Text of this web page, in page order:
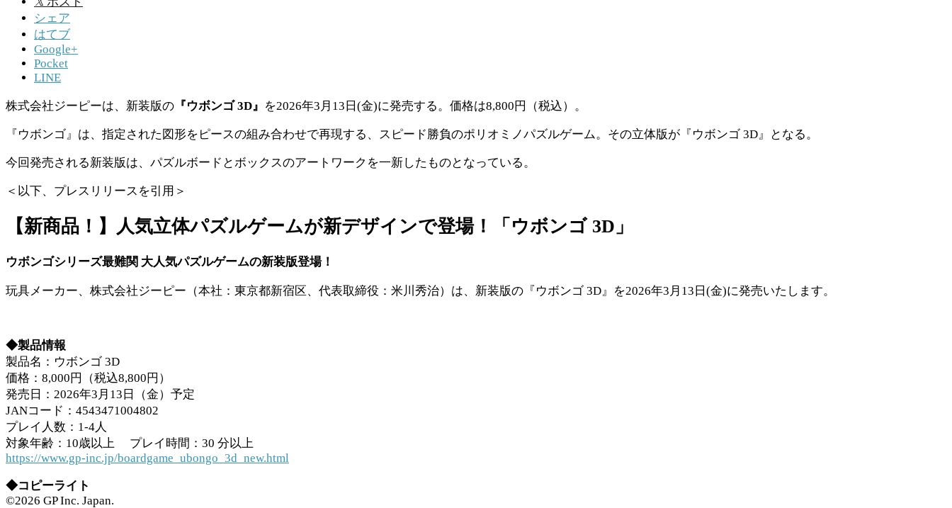
シェア
はてブ
Google+
Pocket
LINE
株式会社ジーピーは、新装版の 『ウボンゴ 3D』 を2026年3月13日(金)に発売する。価格は8,800円（税込）。
『ウボンゴ』は、指定された図形をピースの組み合わせで再現する、スピード勝負のポリオミノパズルゲーム。その立体版が『ウボンゴ 3D』となる。
今回発売される新装版は、パズルボードとボックスのアートワークを一新したものとなっている。
＜以下、プレスリリースを引用＞
【新商品！】人気立体パズルゲームが新デザインで登場！「ウボンゴ 3D」
ウボンゴシリーズ最難関 大人気パズルゲームの新装版登場！
玩具メーカー、株式会社ジーピー（本社：東京都新宿区、代表取締役：米川秀治）は、新装版の『ウボンゴ 3D』を2026年3月13日(金)に発売いたします。
◆製品情報
製品名：ウボンゴ 3D
価格：8,000円（税込8,800円）
発売日：2026年3月13日（金）予定
JANコード：4543471004802
プレイ人数：1-4人
対象年齢：10歳以上 プレイ時間：30 分以上
https://www.gp-inc.jp/boardgame_ubongo_3d_new.html
◆コピーライト
©2026 GP Inc. Japan.